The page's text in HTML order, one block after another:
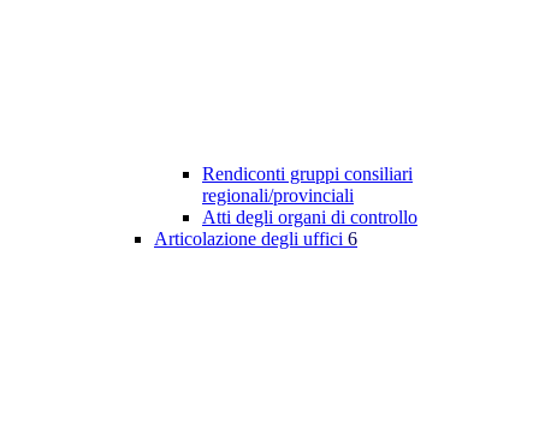
Rendiconti gruppi consiliari
regionali/provinciali
Atti degli organi di controllo
Articolazione degli uffici 6